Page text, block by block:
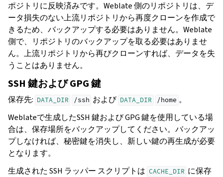
ポジトリに反映済みです。Weblate 側のリポジトリは、デ
ータ損失のない上流リポジトリから再度クローンを作成で
きるため、バックアップする必要はありません。Weblate
側で、リポジトリのバックアップを取る必要はありませ
ん。上流リポジトリから再びクローンすれば、データを失
うことはありません。
SSH 鍵および GPG 鍵
保存先: DATA_DIR /ssh および DATA_DIR /home 。
Weblateで生成したSSH 鍵および GPG 鍵を使用している場
合は、保存場所をバックアップしてください。バックアッ
プしなければ、秘密鍵を消失し、新しい鍵の再生成が必要
となります。
生成された SSH ラッパー スクリプトは CACHE_DIR に保存